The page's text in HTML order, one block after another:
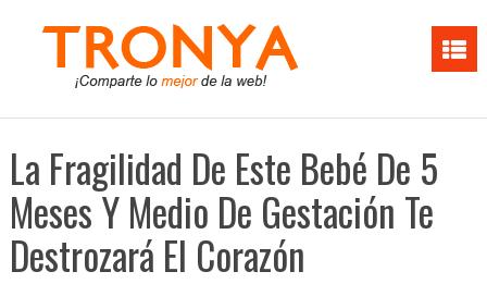
La Fragilidad De Este Bebé De 5
Meses Y Medio De Gestación Te
Destrozará El Corazón